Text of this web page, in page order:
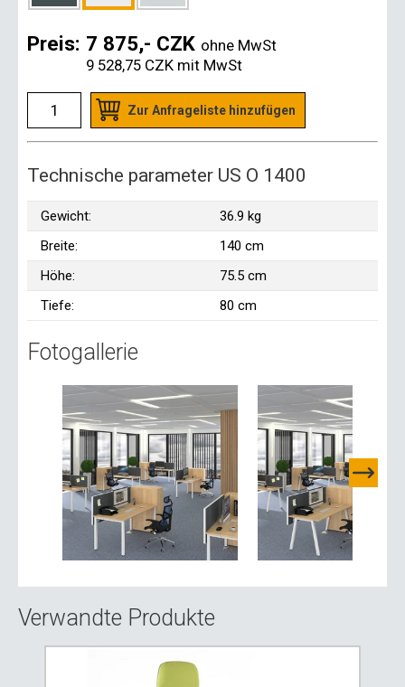
Preis: 7 875,- CZK ohne MwSt
9 528,75 CZK mit MwSt
Zur Anfrageliste hinzufügen
Technische parameter US O 1400
Gewicht:
36.9 kg
Breite:
140 cm
Höhe:
75.5 cm
Tiefe:
80 cm
Fotogallerie
Verwandte Produkte